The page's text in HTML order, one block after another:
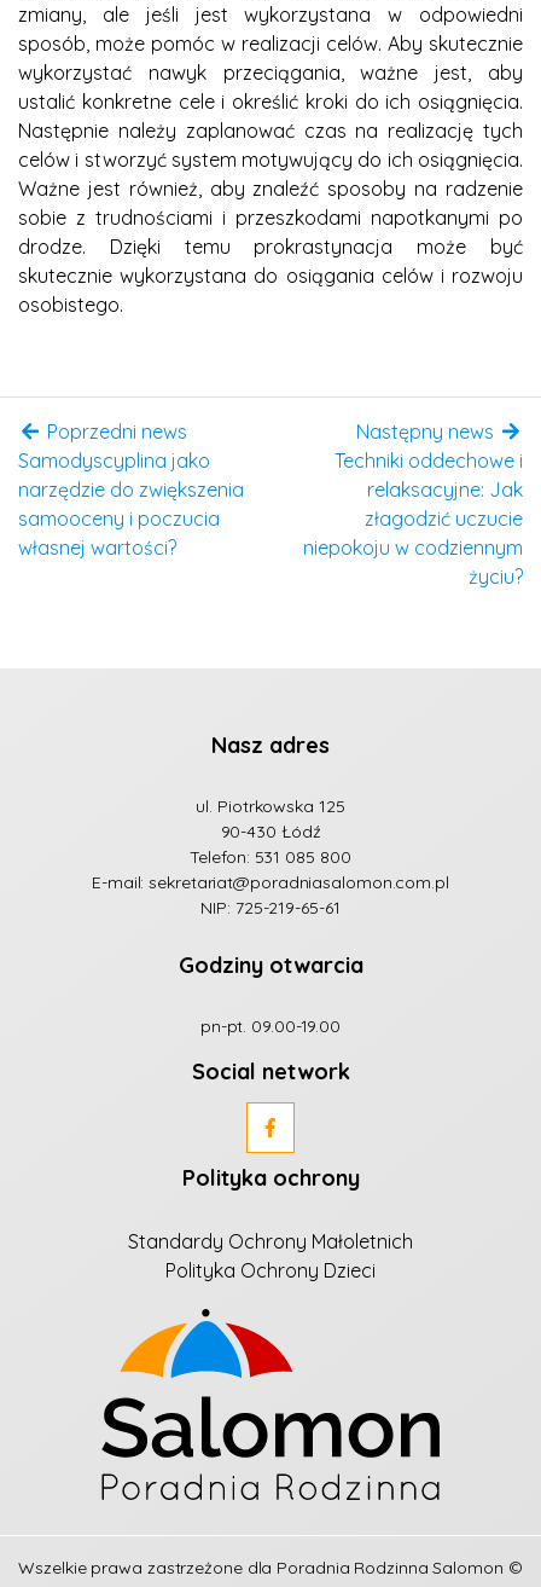
zmiany, ale jeśli jest wykorzystana w odpowiedni
sposób, może pomóc w realizacji celów. Aby skutecznie
wykorzystać nawyk przeciągania, ważne jest, aby
ustalić konkretne cele i określić kroki do ich osiągnięcia.
Następnie należy zaplanować czas na realizację tych
celów i stworzyć system motywujący do ich osiągnięcia.
Ważne jest również, aby znaleźć sposoby na radzenie
sobie z trudnościami i przeszkodami napotkanymi po
drodze. Dzięki temu prokrastynacja może być
skutecznie wykorzystana do osiągania celów i rozwoju
osobistego.
Poprzedni news
Samodyscyplina jako
narzędzie do zwiększenia
samooceny i poczucia
własnej wartości?
Następny news
Techniki oddechowe i
relaksacyjne: Jak
złagodzić uczucie
niepokoju w codziennym
życiu?
Nasz adres
ul. Piotrkowska 125
90-430 Łódź
Telefon: 531 085 800
E-mail:sekretariat@poradniasalomon.com.pl
NIP: 725-219-65-61
Godziny otwarcia
pn-pt. 09.00-19.00
Social network
Polityka ochrony
Standardy Ochrony Małoletnich
Polityka Ochrony Dzieci
Wszelkie prawa zastrzeżone dla Poradnia Rodzinna Salomon ©